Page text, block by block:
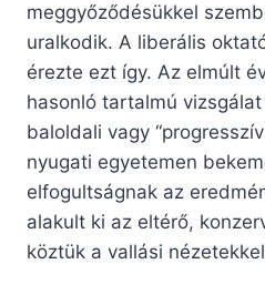
meggyőződésükkel
uralkodik. A liberális
érezte ezt így. Az elmúlt
hasonló tartalmú
baloldali vagy
nyugati egyetemen
elfogultságnak az
alakult ki az eltérő,
köztük a vallási